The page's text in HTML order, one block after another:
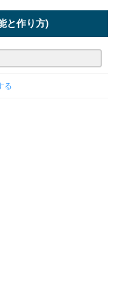
と作り方)
る